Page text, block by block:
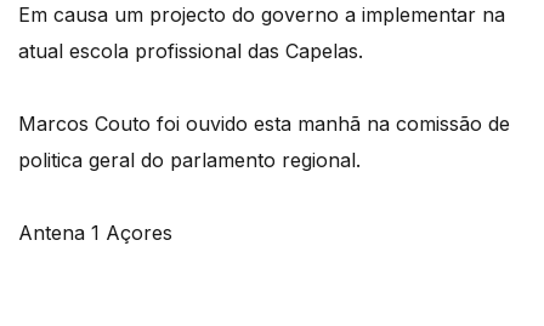
Em causa um projecto do governo a implementar na
atual escola profissional das Capelas.
Marcos Couto foi ouvido esta manhã na comissão de
politica geral do parlamento regional.
Antena 1 Açores